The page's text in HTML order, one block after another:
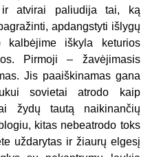
ir atvirai paliudija tai, ką
apdangstyti išlygų
kalbėjime iškyla keturios
Pirmoji – žavėjimasis
Jis paaiškinamas gana
sovietai atrodo kaip
žydų tautą naikinančių
kitas nebeatrodo toks
uždarytas ir žiaurų elgesį